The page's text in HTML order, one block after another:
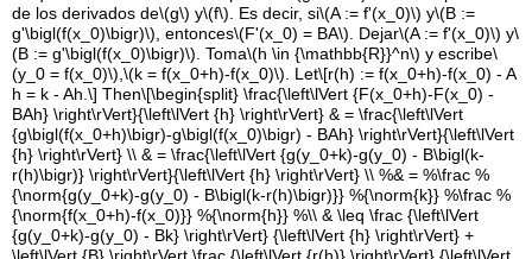
de los derivados de\(g\) y\(f\) . Es decir, si\(A := f'(x_0)\) y\(B :=
g'\bigl(f(x_0)\bigr)\) , entonces\(F'(x_0) = BA\) . Dejar\(A := f'(x_0)\) y\
(B := g'\bigl(f(x_0)\bigr)\) . Toma\(h \in {\mathbb{R}}^n\) y escribe\
(y_0 = f(x_0)\) ,\(k = f(x_0+h)-f(x_0)\) . Let\[r(h) := f(x_0+h)-f(x_0) - A
h = k - Ah.\] Then\[\begin{split} \frac{\left\lVert {F(x_0+h)-F(x_0) -
BAh} \right\rVert}{\left\lVert {h} \right\rVert} & = \frac{\left\lVert
{g\bigl(f(x_0+h)\bigr)-g\bigl(f(x_0)\bigr) - BAh} \right\rVert}{\left\lVert
{h} \right\rVert} \\ & = \frac{\left\lVert {g(y_0+k)-g(y_0) - B\bigl(k-
r(h)\bigr)} \right\rVert}{\left\lVert {h} \right\rVert} \\ %& = %\frac %
{\norm{g(y_0+k)-g(y_0) - B\bigl(k-r(h)\bigr)}} %{\norm{k}} %\frac %
{\norm{f(x_0+h)-f(x_0)}} %{\norm{h}} %\\ & \leq \frac {\left\lVert
{g(y_0+k)-g(y_0) - Bk} \right\rVert} {\left\lVert {h} \right\rVert} +